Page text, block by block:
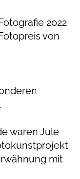
von
waren Jule
mit